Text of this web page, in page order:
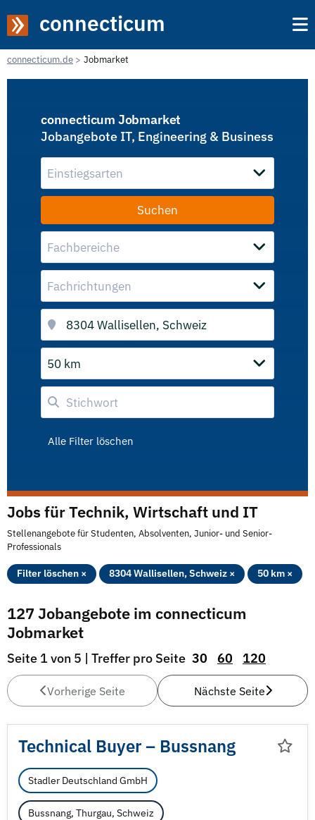
connecticum
connecticum.de Jobmarket
connecticum Jobmarket
Jobangebote IT, Engineering & Business
Einstiegsarten
Fachbereiche
Fachrichtungen
50 km
Alle Filter löschen
Jobs für Technik, Wirtschaft und IT
Stellenangebote für Studenten, Absolventen, Junior- und Senior-
Professionals
Filter löschen × 8304 Wallisellen, Schweiz × 50 km ×
127 Jobangebote im connecticum
Jobmarket
Seite 1 von 5 | Treffer pro Seite 30 60 120
Vorherige Seite Nächste Seite
Technical Buyer – Bussnang
Stadler Deutschland GmbH
Bussnang, Thurgau, Schweiz